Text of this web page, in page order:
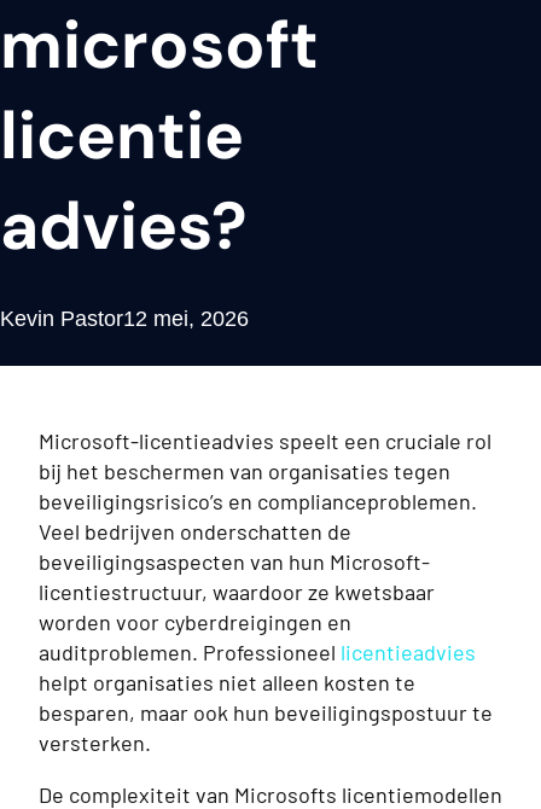
microsoft
licentie
advies?
Kevin Pastor12 mei, 2026
Microsoft-licentieadvies speelt een cruciale rol
bij het beschermen van organisaties tegen
beveiligingsrisico’s en complianceproblemen.
Veel bedrijven onderschatten de
beveiligingsaspecten van hun Microsoft-
licentiestructuur, waardoor ze kwetsbaar
worden voor cyberdreigingen en
auditproblemen. Professioneel licentieadvies
helpt organisaties niet alleen kosten te
besparen, maar ook hun beveiligingspostuur te
versterken.
De complexiteit van Microsofts licentiemodellen